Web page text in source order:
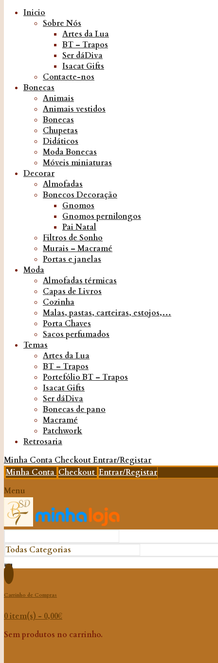
Inicio
Sobre Nós
Artes da Lua
BT – Trapos
Ser dáDiva
Isacat Gifts
Contacte-nos
Bonecas
Animais
Animais vestidos
Bonecas
Chupetas
Didáticos
Moda Bonecas
Móveis miniaturas
Decorar
Almofadas
Bonecos Decoração
Gnomos
Gnomos pernilongos
Pai Natal
Filtros de Sonho
Murais – Macramé
Portas e janelas
Moda
Almofadas térmicas
Capas de Livros
Cozinha
Malas, pastas, carteiras, estojos,…
Porta Chaves
Sacos perfumados
Temas
Artes da Lua
BT – Trapos
Portefólio BT – Trapos
Isacat Gifts
Ser dáDiva
Bonecas de pano
Macramé
Patchwork
Retrosaria
Minha Conta CheckoutEntrar/Registar
Minha Conta Checkout Entrar/Registar
Menu
Carrinho de Compras
0 item(s) - 0,00€
Sem produtos no carrinho.